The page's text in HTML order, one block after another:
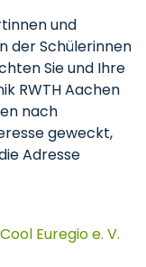
und
der Schülerinnen
Sie und Ihre
RWTH Aachen
nach
geweckt,
Adresse
Euregio e. V.